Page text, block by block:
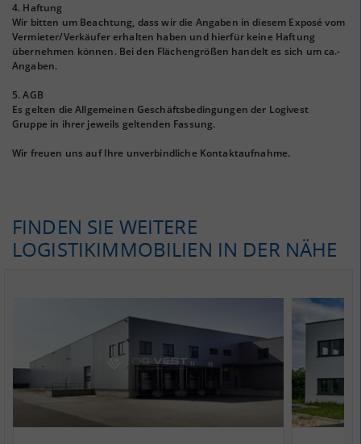
4. Haftung
Wir bitten um Beachtung, dass wir die Angaben in diesem Exposé vom
Vermieter/Verkäufer erhalten haben und hierfür keine Haftung
übernehmen können. Bei den Flächengrößen handelt es sich um ca.-
Angaben.
5. AGB
Es gelten die Allgemeinen Geschäftsbedingungen der Logivest
Gruppe in ihrer jeweils geltenden Fassung.
Wir freuen uns auf Ihre unverbindliche Kontaktaufnahme.
FINDEN SIE WEITERE
LOGISTIKIMMOBILIEN IN DER NÄHE